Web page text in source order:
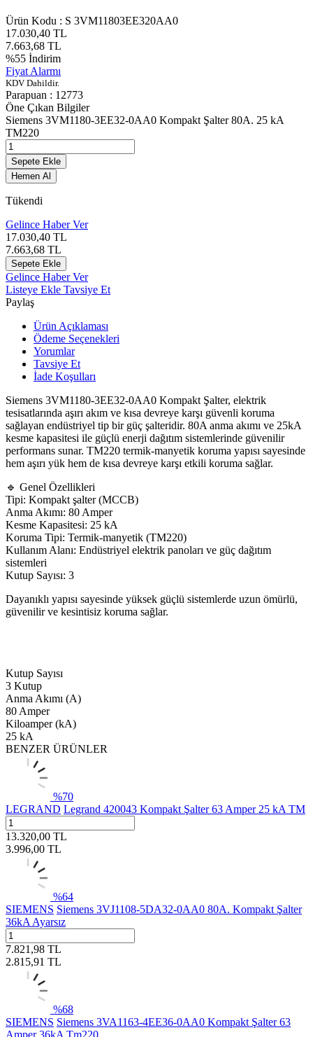
Ürün Kodu : S 3VM11803EE320AA0
17.030,40 TL
7.663,68 TL
%55 İndirim
Fiyat Alarmı
KDV Dahildir.
Parapuan : 12773
Öne Çıkan Bilgiler
Siemens 3VM1180-3EE32-0AA0 Kompakt Şalter 80A. 25 kA
TM220
Sepete Ekle
Hemen Al
Tükendi
Gelince Haber Ver
17.030,40 TL
7.663,68 TL
Sepete Ekle
Gelince Haber Ver
Listeye Ekle Tavsiye Et
Paylaş
Ürün Açıklaması
Ödeme Seçenekleri
Yorumlar
Tavsiye Et
İade Koşulları
Siemens 3VM1180-3EE32-0AA0 Kompakt Şalter, elektrik
tesisatlarında aşırı akım ve kısa devreye karşı güvenli koruma
sağlayan endüstriyel tip bir güç şalteridir. 80A anma akımı ve 25kA
kesme kapasitesi ile güçlü enerji dağıtım sistemlerinde güvenilir
performans sunar. TM220 termik-manyetik koruma yapısı sayesinde
hem aşırı yük hem de kısa devreye karşı etkili koruma sağlar.
🔹 Genel Özellikleri
Tipi: Kompakt şalter (MCCB)
Anma Akımı: 80 Amper
Kesme Kapasitesi: 25 kA
Koruma Tipi: Termik-manyetik (TM220)
Kullanım Alanı: Endüstriyel elektrik panoları ve güç dağıtım
sistemleri
Kutup Sayısı: 3
Dayanıklı yapısı sayesinde yüksek güçlü sistemlerde uzun ömürlü,
güvenilir ve kesintisiz koruma sağlar.
Kutup Sayısı
3 Kutup
Anma Akımı (A)
80 Amper
Kiloamper (kA)
25 kA
BENZER ÜRÜNLER
%70
LEGRAND Legrand 420043 Kompakt Şalter 63 Amper 25 kA TM
13.320,00 TL
3.996,00 TL
%64
SIEMENS Siemens 3VJ1108-5DA32-0AA0 80A. Kompakt Şalter
36kA Ayarsız
7.821,98 TL
2.815,91 TL
%68
SIEMENS Siemens 3VA1163-4EE36-0AA0 Kompakt Şalter 63
Amper 36kA Tm220